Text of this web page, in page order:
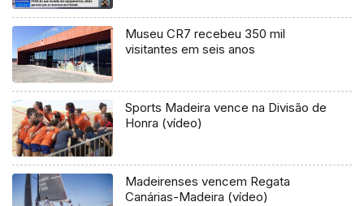
protesto. Não ponho em causa o
resultado do último rali. Ponho em
causa a continuidade da postura da
este investimento”
Museu CR7 recebeu 350 mil
visitantes em seis anos
Sports Madeira vence na Divisão de
Honra (vídeo)
Madeirenses vencem Regata
Canárias-Madeira (vídeo)